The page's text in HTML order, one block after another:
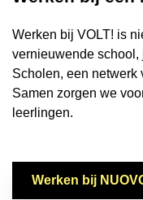
Werken bij VOLT! is
vernieuwende school,
Scholen, een netwerk
Samen zorgen we
leerlingen.
Werken bij